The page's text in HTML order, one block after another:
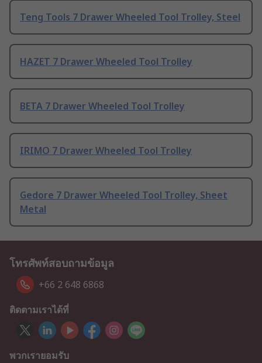
Teng Tools 7 Drawer Wheeled Tool Trolley, Steel
HAZET 7 Drawer Wheeled Tool Trolley
BETA 7 Drawer Wheeled Tool Trolley
IRIMO 7 Drawer Wheeled Tool Trolley
Gedore 7 Drawer Wheeled Tool Trolley, Sheet
Metal
โทรศัพท์สอบถามข้อมูล
+66 2 648 6868
ติดตามเราได้ที่
พวกเรายอมรับ